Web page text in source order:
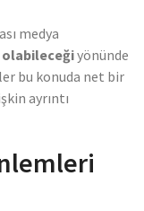
medya
olabileceğiyönünde
bu konuda net bir
ayrıntı